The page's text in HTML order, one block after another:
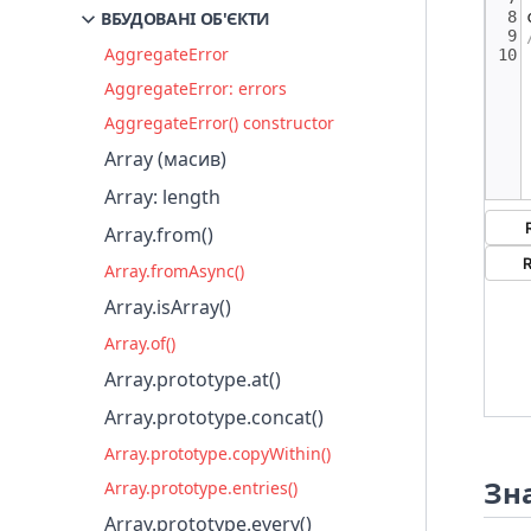
Форматування тексту
Регулярні вирази
Колекції з індексами
Робота з об'єктами
Докладно про об'єктну модель
Використання промісів
Ітератори та генератори
Метапрограмування
Модулі JavaScript
однаковість
Замикання
Типізовані масиви JavaScript
Керування пам'яттю
Модель багатопотоковості та Цикл
подій
ВБУДОВАНІ ОБ'ЄКТИ
AggregateError
AggregateError: errors
AggregateError() constructor
Array (масив)
Array: length
Array.from()
Array.fromAsync()
Array.isArray()
Array.of()
Array.prototype.at()
Array.prototype.concat()
Array.prototype.copyWithin()
Array.prototype.entries()
Array.prototype.every()